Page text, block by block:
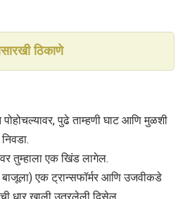
ठिकाणे
पुढे ताम्हणी घाट आणि मुळशी
तुम्हाला एक खिंड लागेल.
बाजूला) एक ट्रान्सफॉर्मर आणि उजवीकडे
धार खाली उतरलेली दिसेल.